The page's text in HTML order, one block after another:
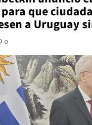
que
a Uruguay
0